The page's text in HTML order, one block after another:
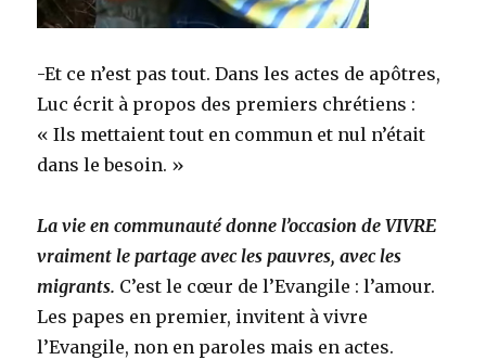
-Et ce n’est pas tout. Dans les actes de apôtres,
Luc écrit à propos des premiers chrétiens :
« Ils mettaient tout en commun et nul n’était
dans le besoin. »
La vie en communauté donne l’occasion de VIVRE
vraiment le partage avec les pauvres, avec les
migrants. C’est le cœur de l’Evangile : l’amour.
Les papes en premier, invitent à vivre
l’Evangile, non en paroles mais en actes.